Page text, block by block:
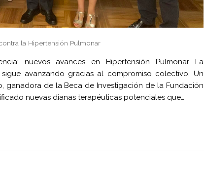
la Hipertensión Pulmonar
nuevos avances en Hipertensión Pulmonar La
avanzando gracias al compromiso colectivo. Un
ganadora de la Beca de Investigación de la Fundación
nuevas dianas terapéuticas potenciales que…